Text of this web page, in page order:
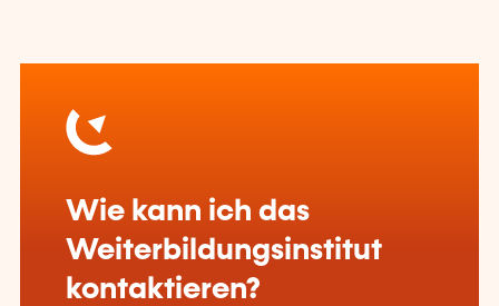
Wie kann ich das
Weiterbildungsinstitut
kontaktieren?